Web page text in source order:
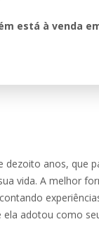
está à venda
dezoito anos, que
vida. A melhor
ela adotou como